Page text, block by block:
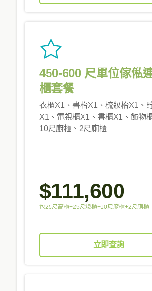
450-600 尺單位傢俬
櫃套餐
衣櫃X1、書枱X1、梳妝枱X1、
X1、電視櫃X1、書櫃X1、飾物
10尺廚櫃、2尺廁櫃
$111,600
包25尺高櫃+25尺矮櫃+10尺廚櫃+2尺廁櫃
立即查詢